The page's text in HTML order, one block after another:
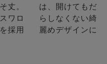
丈。
ワロ
採用
は、開けてもだ
らしなくない綺
麗めデザインに